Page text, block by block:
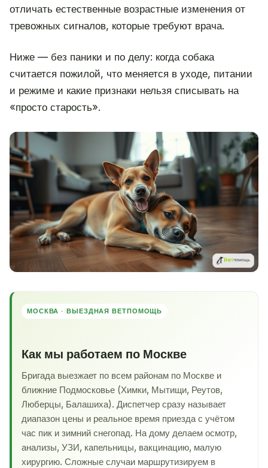
отличать естественные возрастные изменения от
тревожных сигналов, которые требуют врача.
Ниже — без паники и по делу: когда собака
считается пожилой, что меняется в уходе, питании
и режиме и какие признаки нельзя списывать на
«просто старость».
МОСКВА · ВЫЕЗДНАЯ ВЕТПОМОЩЬ
Как мы работаем по Москве
Бригада выезжает по всем районам по Москве и
ближние Подмосковье (Химки, Мытищи, Реутов,
Люберцы, Балашиха). Диспетчер сразу называет
диапазон цены и реальное время приезда с учётом
час пик и зимний снегопад. На дому делаем осмотр,
анализы, УЗИ, капельницы, вакцинацию, малую
хирургию. Сложные случаи маршрутизируем в